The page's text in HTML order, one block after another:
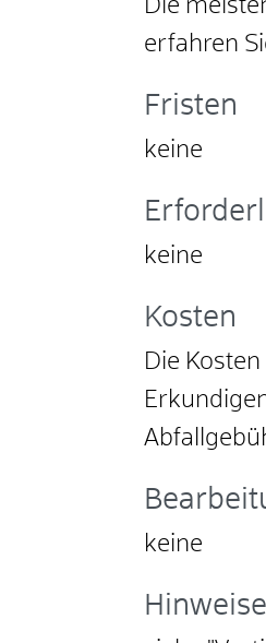
Die
erfahren
Fristen
keine
keine
Kosten
Die
keine
Hinweise